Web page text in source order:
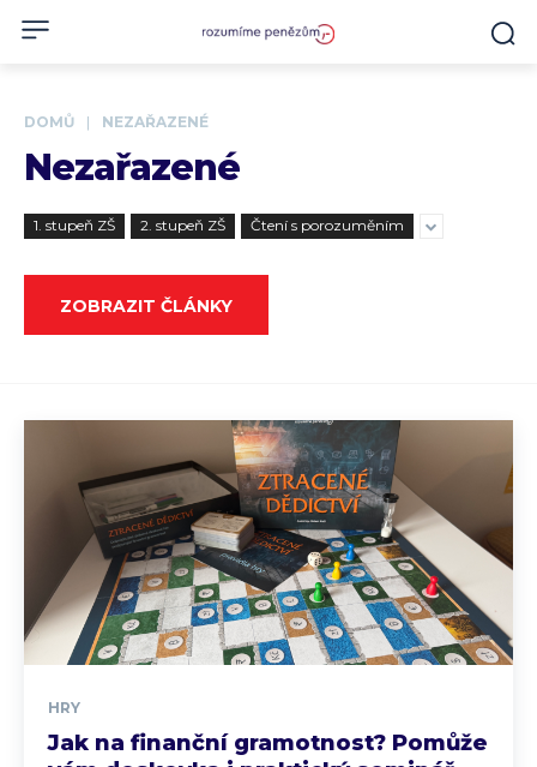
DOMŮ NEZAŘAZENÉ
Nezařazené
1. stupeň ZŠ 2. stupeň ZŠ Čtení s porozuměním
ZOBRAZIT ČLÁNKY
HRY
Jak na finanční gramotnost? Pomůže